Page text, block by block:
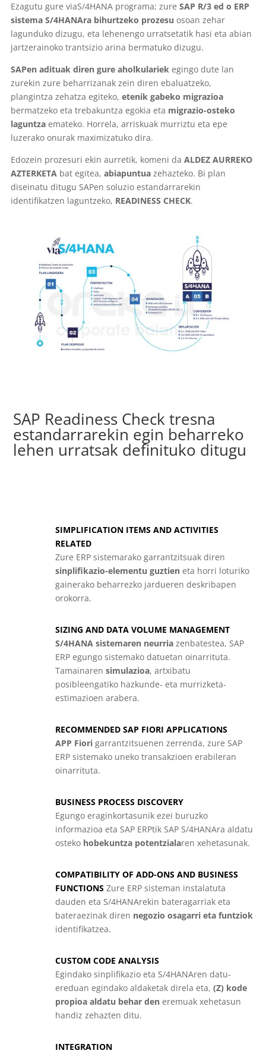
Ezagutu gure viaS/4HANA programa; zure SAP R/3 ed o ERP
sistema S/4HANAra bihurtzeko prozesu osoan zehar
lagunduko dizugu, eta lehenengo urratsetatik hasi eta abian
jartzerainoko trantsizio arina bermatuko dizugu.
SAPen adituak diren gure aholkulariekegingo dute lan
zurekin zure beharrizanak zein diren ebaluatzeko,
plangintza zehatza egiteko, etenik gabeko migrazioa
bermatzeko eta trebakuntza egokia eta migrazio-osteko
laguntzaemateko. Horrela, arriskuak murriztu eta epe
luzerako onurak maximizatuko dira.
Edozein prozesuri ekin aurretik, komeni da ALDEZ AURREKO
AZTERKETAbat egitea, abiapuntuazehazteko. Bi plan
diseinatu ditugu SAPen soluzio estandarrarekin
identifikatzen laguntzeko, READINESS CHECK.
SAP Readiness Check tresna
estandarrarekin egin beharreko
lehen urratsak definituko ditugu
SIMPLIFICATION ITEMS AND ACTIVITIES
RELATED
Zure ERP sistemarako garrantzitsuak diren
sinplifikazio-elementu guztieneta horri loturiko
gainerako beharrezko jardueren deskribapen
orokorra.
SIZING AND DATA VOLUME MANAGEMENT
S/4HANA sistemaren neurriazenbatestea, SAP
ERP egungo sistemako datuetan oinarrituta.
Tamainaren simulazioa, artxibatu
posibleengatiko hazkunde- eta murrizketa-
estimazioen arabera.
RECOMMENDED SAP FIORI APPLICATIONS
APP Fiori garrantzitsuenen zerrenda, zure SAP
ERP sistemako uneko transakzioen erabileran
oinarrituta.
BUSINESS PROCESS DISCOVERY
Egungo eraginkortasunik ezei buruzko
informazioa eta SAP ERPtik SAP S/4HANAra aldatu
osteko hobekuntza potentzialaren xehetasunak.
COMPATIBILITY OF ADD-ONS AND BUSINESS
FUNCTIONSZure ERP sisteman instalatuta
dauden eta S/4HANArekin bateragarriak eta
bateraezinak diren negozio osagarri eta funtziok
identifikatzea.
CUSTOM CODE ANALYSIS
Egindako sinplifikazio eta S/4HANAren datu-
ereduan egindako aldaketak direla eta, (Z) kode
propioa aldatu behar deneremuak xehetasun
handiz zehazten ditu.
INTEGRATION